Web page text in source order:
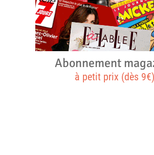
Abonnement
à petit prix (dès 9€)